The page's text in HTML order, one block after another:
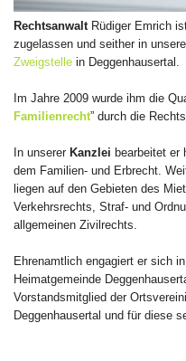
Rechtsanwalt Rüdiger Emrich
zugelassen und seither in
Zweigstelle in Deggenhausertal.
Im Jahre 2009 wurde ihm die
Familienrecht” durch die
In unserer Kanzlei bearbeitet er
dem Familien- und Erbrecht.
liegen auf den Gebieten des
Verkehrsrechts, Straf- und
allgemeinen Zivilrechts.
Ehrenamtlich engagiert er sich
Heimatgemeinde
Vorstandsmitglied der
Deggenhausertal und für diese